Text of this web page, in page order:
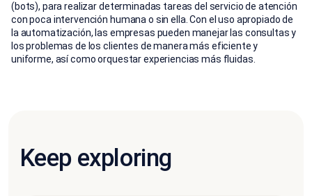
(bots), para realizar determinadas tareas del servicio de atención
con poca intervención humana o sin ella. Con el uso apropiado de
la automatización, las empresas pueden manejar las consultas y
los problemas de los clientes de manera más eficiente y
uniforme, así como orquestar experiencias más fluidas.
Keep exploring